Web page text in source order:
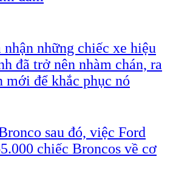
nhận những chiếc xe hiệu
đã trở nên nhàm chán, ra
mới để khắc phục nó
sau đó, việc Ford
chiếc Broncos về cơ